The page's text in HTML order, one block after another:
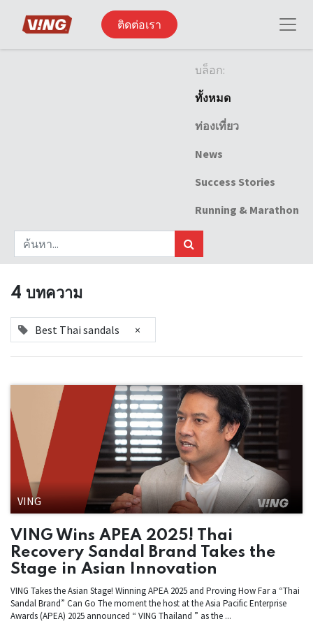
ติดต่อเรา
บล็อก:
ทั้งหมด
ท่องเที่ยว
News
Success Stories
Running & Marathon
4 บทความ
Best Thai sandals ×
VING
VING Wins APEA 2025! Thai
Recovery Sandal Brand Takes the
Stage in Asian Innovation
VING Takes the Asian Stage! Winning APEA 2025 and Proving How Far a “Thai
Sandal Brand” Can Go The moment the host at the Asia Pacific Enterprise
Awards (APEA) 2025 announced “ VING Thailand ” as the ...